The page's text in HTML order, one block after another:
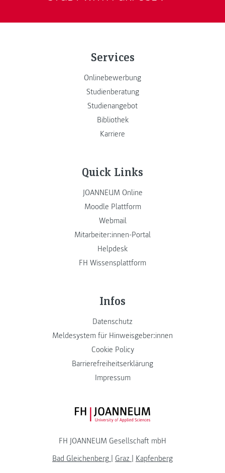
Services
Onlinebewerbung
Studienberatung
Studienangebot
Bibliothek
Karriere
Quick Links
JOANNEUM Online
Moodle Plattform
Webmail
Mitarbeiter:innen-Portal
Helpdesk
FH Wissensplattform
Infos
Datenschutz
Meldesystem für Hinweisgeber:innen
Cookie Policy
Barrierefreiheitserklärung
Impressum
FH JOANNEUM Logo
FH JOANNEUM Gesellschaft mbH
Bad Gleichenberg
Graz
Kapfenberg